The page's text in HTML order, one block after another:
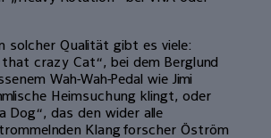
solcher Qualität gibt es viele:
crazy Cat“, bei dem Berglund
Wah-Wah-Pedal wie Jimi
Heimsuchung klingt, oder
Dog“, das den wider alle
Klangforscher Öström